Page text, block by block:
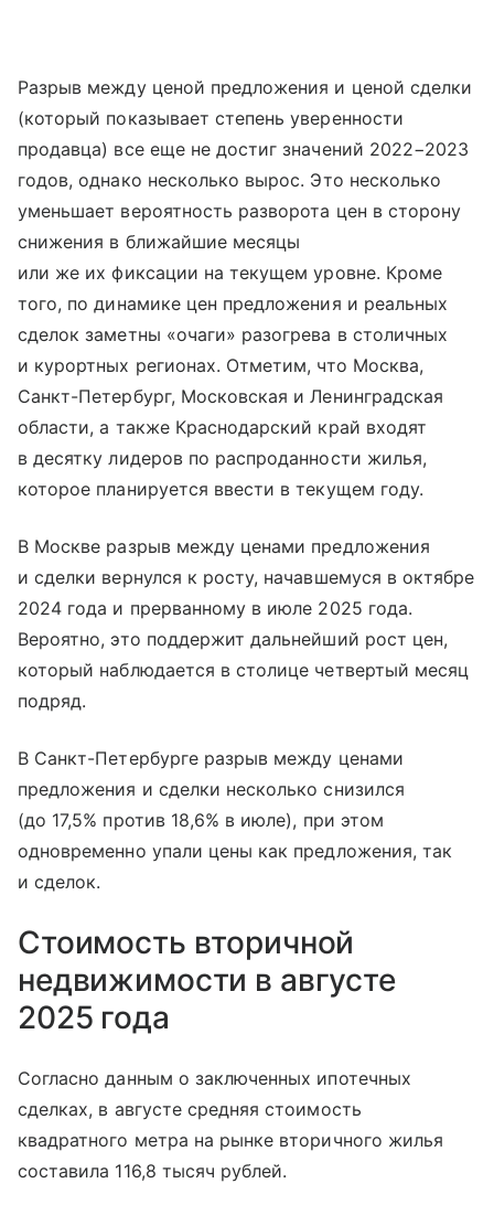
Разрыв между ценой предложения и ценой сделки
(который показывает степень уверенности
продавца) все еще не достиг значений 2022−2023
годов, однако несколько вырос. Это несколько
уменьшает вероятность разворота цен в сторону
снижения в ближайшие месяцы
или же их фиксации на текущем уровне. Кроме
того, по динамике цен предложения и реальных
сделок заметны «очаги» разогрева в столичных
и курортных регионах. Отметим, что Москва,
Санкт-Петербург, Московская и Ленинградская
области, а также Краснодарский край входят
в десятку лидеров по распроданности жилья,
которое планируется ввести в текущем году.
В Москве разрыв между ценами предложения
и сделки вернулся к росту, начавшемуся в октябре
2024 года и прерванному в июле 2025 года.
Вероятно, это поддержит дальнейший рост цен,
который наблюдается в столице четвертый месяц
подряд.
В Санкт-Петербурге разрыв между ценами
предложения и сделки несколько снизился
(до 17,5% против 18,6% в июле), при этом
одновременно упали цены как предложения, так
и сделок.
Стоимость вторичной
недвижимости в августе
2025 года
Согласно данным о заключенных ипотечных
сделках, в августе средняя стоимость
квадратного метра на рынке вторичного жилья
составила 116,8 тысяч рублей.